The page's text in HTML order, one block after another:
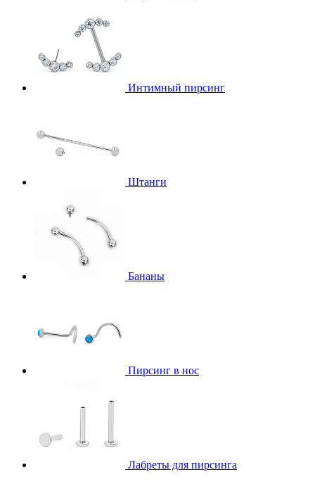
Интимный пирсинг
Штанги
Бананы
Пирсинг в нос
Лабреты для пирсинга